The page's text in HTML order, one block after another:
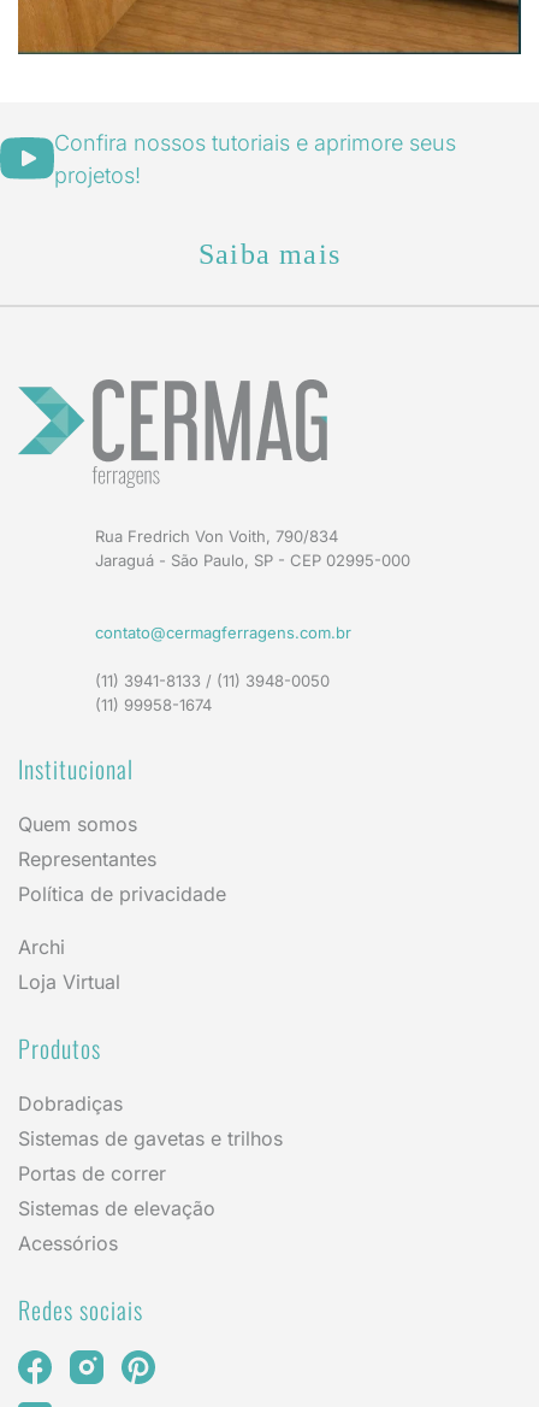
Confira nossos tutoriais e aprimore seus
projetos!
Saiba mais
Rua Fredrich Von Voith, 790/834
Jaraguá - São Paulo, SP - CEP 02995-000
contato@cermagferragens.com.br
(11) 3941-8133 / (11) 3948-0050
(11) 99958-1674
Institucional
Quem somos
Representantes
Política de privacidade
Archi
Loja Virtual
Produtos
Dobradiças
Sistemas de gavetas e trilhos
Portas de correr
Sistemas de elevação
Acessórios
Redes sociais